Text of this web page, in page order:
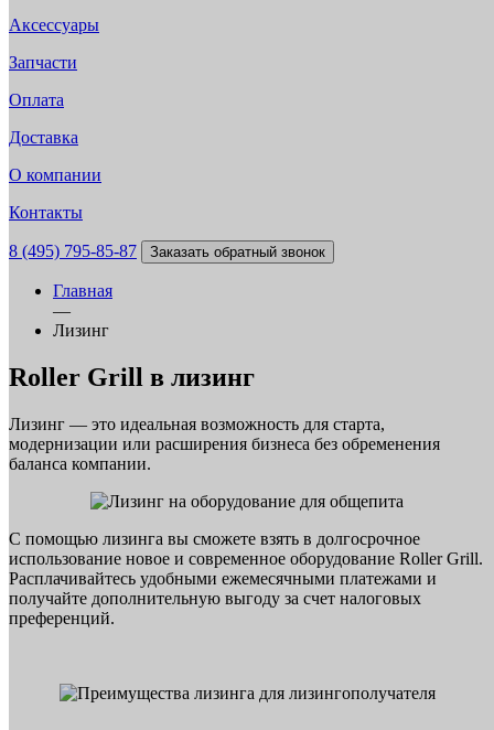
Аксессуары
Запчасти
Оплата
Доставка
О компании
Контакты
8 (495) 795-85-87 Заказать обратный звонок
Главная
—
Лизинг
Roller Grill в лизинг
Лизинг — это идеальная возможность для старта,
модернизации или расширения бизнеса без обременения
баланса компании.
С помощью лизинга вы сможете взять в долгосрочное
использование новое и современное оборудование Roller Grill.
Расплачивайтесь удобными ежемесячными платежами и
получайте дополнительную выгоду за счет налоговых
преференций.